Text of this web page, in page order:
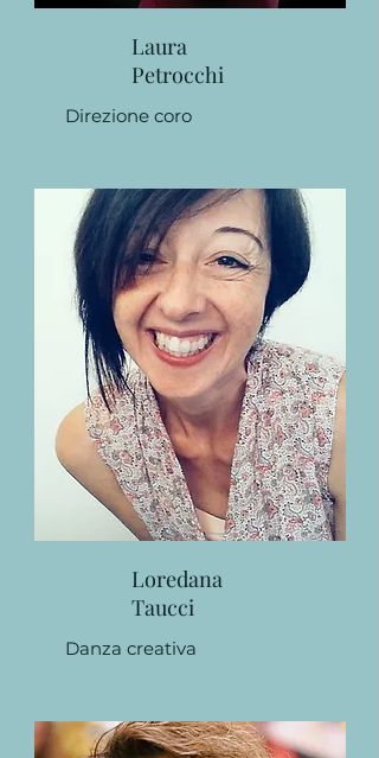
Laura
Petrocchi
Direzione coro
Loredana
Taucci
Danza creativa